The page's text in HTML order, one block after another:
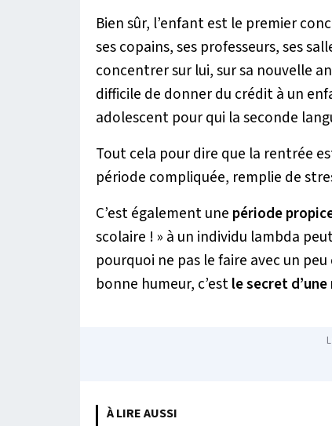
Bien sûr, l’enfant est le premier
ses copains, ses professeurs, ses
concentrer sur lui, sur sa nouvelle
difficile de donner du crédit à un
adolescent pour qui la seconde
Tout cela pour dire que la rentrée
période compliquée, remplie de
C’est également une période
scolaire ! » à un individu lambda
pourquoi ne pas le faire avec un
bonne humeur, c’estlesecret
À LIRE AUSSI